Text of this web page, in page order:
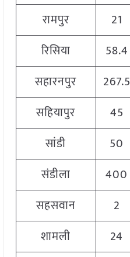
रामपुर
21
रिसिया
58.4
सहारनपुर
267.5
सहियापुर
45
सांडी
50
संडीला
400
सहसवान
2
शामली
24